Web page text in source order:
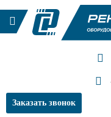
Заказать звонок
Главная